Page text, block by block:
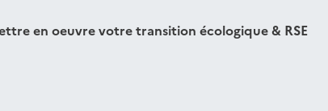
en oeuvre votre transition écologique & RSE